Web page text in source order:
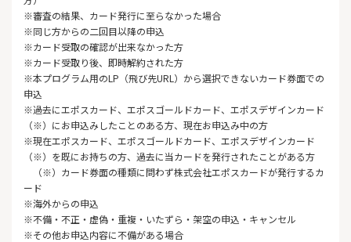
※審査の結果、カード発行に至らなかった場合
※同じ方からの二回目以降の申込
※カード受取の確認が出来なかった方
※カード受取り後、即時解約された方
※本プログラム用のLP（飛び先URL）から選択できないカード券面での
申込
※過去にエポスカード、エポスゴールドカード、エポスデザインカード
（※）にお申込みしたことのある方、現在お申込み中の方
※現在エポスカード、エポスゴールドカード、エポスデザインカード
（※）を既にお持ちの方、過去に当カードを発行されたことがある方
（※）カード券面の種類に問わず株式会社エポスカードが発行するカ
ード
※海外からの申込
※不備・不正・虚偽・重複・いたずら・架空の申込・キャンセル
※その他お申込内容に不備がある場合